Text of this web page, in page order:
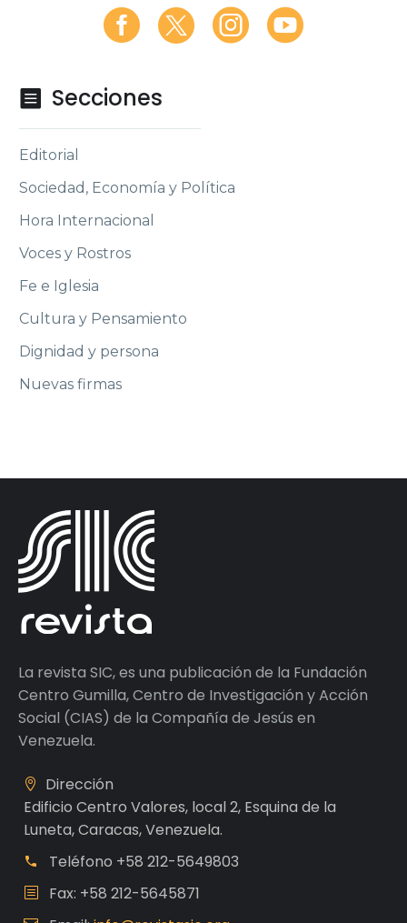
 Secciones
Editorial
Sociedad, Economía y Política
Hora Internacional
Voces y Rostros
Fe e Iglesia
Cultura y Pensamiento
Dignidad y persona
Nuevas firmas
La revista SIC, es una publicación de la Fundación
Centro Gumilla, Centro de Investigación y Acción
Social (CIAS) de la Compañía de Jesús en
Venezuela.
Dirección
Edificio Centro Valores, local 2, Esquina de la
Luneta, Caracas, Venezuela.
Teléfono +58 212-5649803
Fax: +58 212-5645871